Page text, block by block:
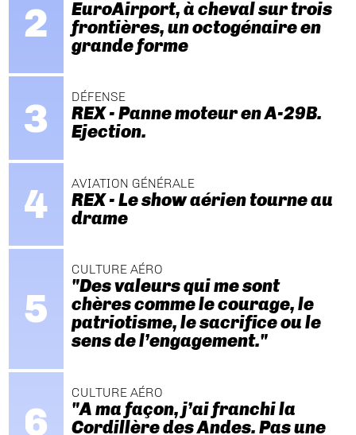
EuroAirport, à cheval sur trois
frontières, un octogénaire en
grande forme
DÉFENSE
REX - Panne moteur en A-29B.
Ejection.
AVIATION GÉNÉRALE
REX - Le show aérien tourne au
drame
CULTURE AÉRO
"Des valeurs qui me sont
chères comme le courage, le
patriotisme, le sacrifice ou le
sens de l’engagement."
CULTURE AÉRO
"A ma façon, j’ai franchi la
Cordillère des Andes. Pas une